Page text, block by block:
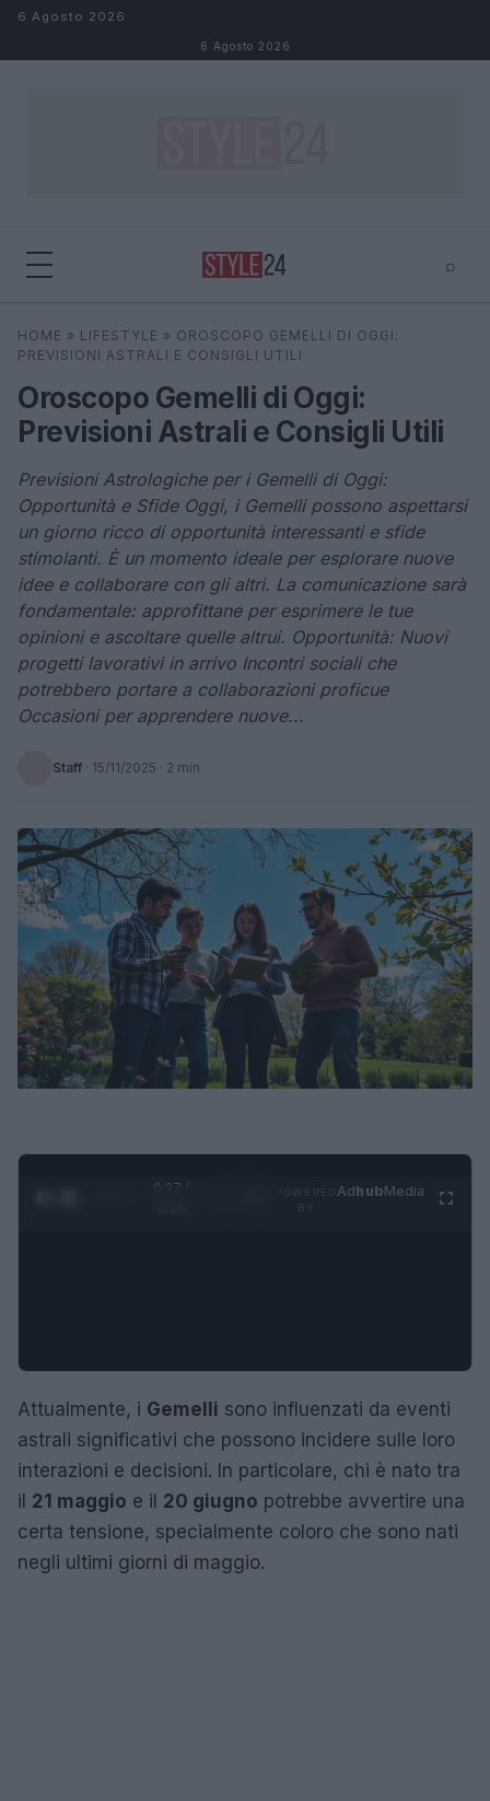
Salta al contenuto
6 Agosto 2026
6 Agosto 2026
⌕
Cerca
HOME » LIFESTYLE » OROSCOPO GEMELLI DI OGGI:
PREVISIONI ASTRALI E CONSIGLI UTILI
Oroscopo Gemelli di Oggi:
Previsioni Astrali e Consigli Utili
Previsioni Astrologiche per i Gemelli di Oggi:
Opportunità e Sfide Oggi, i Gemelli possono aspettarsi
un giorno ricco di opportunità interessanti e sfide
stimolanti. È un momento ideale per esplorare nuove
idee e collaborare con gli altri. La comunicazione sarà
fondamentale: approfittane per esprimere le tue
opinioni e ascoltare quelle altrui. Opportunità: Nuovi
progetti lavorativi in arrivo Incontri sociali che
potrebbero portare a collaborazioni proficue
Occasioni per apprendere nuove...
Staff · 15/11/2025 · 2 min
0:28 /
AdhubMedia
Attualmente, i Gemelli sono influenzati da eventi
astrali significativi che possono incidere sulle loro
interazioni e decisioni. In particolare, chi è nato tra
il 21 maggio e il 20 giugno potrebbe avvertire una
certa tensione, specialmente coloro che sono nati
negli ultimi giorni di maggio.